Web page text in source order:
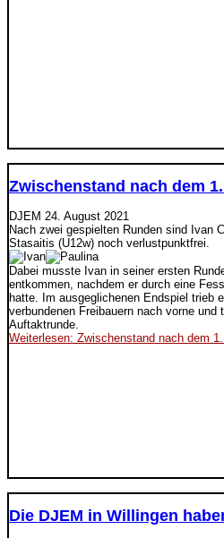
Zwischenstand nach dem
DJEM 24. August 2021
Nach zwei gespielten Runden sind Ivan
Stasaitis (U12w) noch verlustpunktfrei.
Dabei musste Ivan in seiner ersten
entkommen, nachdem er durch eine
hatte. Im ausgeglichenen Endspiel trieb
verbundenen Freibauern nach vorne und
Auftaktrunde.
Weiterlesen: Zwischenstand nach dem
Die DJEM in Willingen